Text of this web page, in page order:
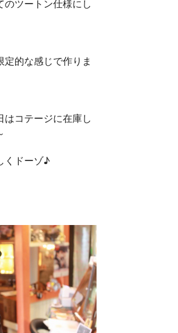
ツートン仕様にし
的な感じで作りま
コテージに在庫し
くドーゾ♪